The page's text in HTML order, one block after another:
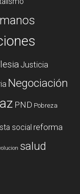
Justicia
Negociación
PND Pobreza
social reforma
salud